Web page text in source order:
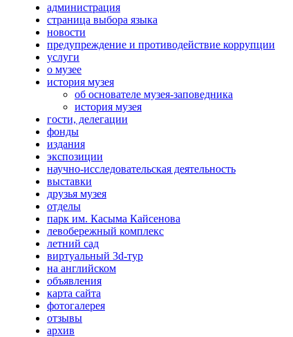
администрация
страница выбора языка
новости
предупреждение и противодействие коррупции
услуги
о музее
история музея
об основателе музея-заповедника
история музея
гости, делегации
фонды
издания
экспозиции
научно-исследовательская деятельность
выставки
друзья музея
отделы
парк им. Касыма Кайсенова
левобережный комплекс
летний сад
виртуальный 3d-тур
на английском
объявления
карта сайта
фотогалерея
отзывы
архив